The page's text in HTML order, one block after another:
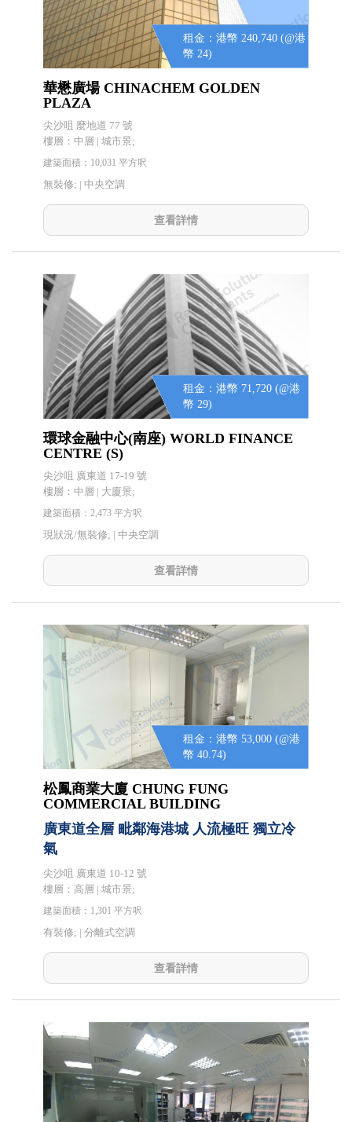
租金：港幣 240,740 (@港
幣 24)
華懋廣場 CHINACHEM GOLDEN
PLAZA
尖沙咀 麼地道 77 號
樓層：中層 | 城市景;
建築面積：10,031 平方呎
無裝修; | 中央空調
查看詳情
租金：港幣 71,720 (@港
幣 29)
環球金融中心(南座) WORLD FINANCE
CENTRE (S)
尖沙咀 廣東道 17-19 號
樓層：中層 | 大廈景;
建築面積：2,473 平方呎
現狀況/無裝修; | 中央空調
查看詳情
租金：港幣 53,000 (@港
幣 40.74)
松鳳商業大廈 CHUNG FUNG
COMMERCIAL BUILDING
廣東道全層 毗鄰海港城 人流極旺 獨立冷
氣
尖沙咀 廣東道 10-12 號
樓層：高層 | 城市景;
建築面積：1,301 平方呎
有裝修; | 分離式空調
查看詳情